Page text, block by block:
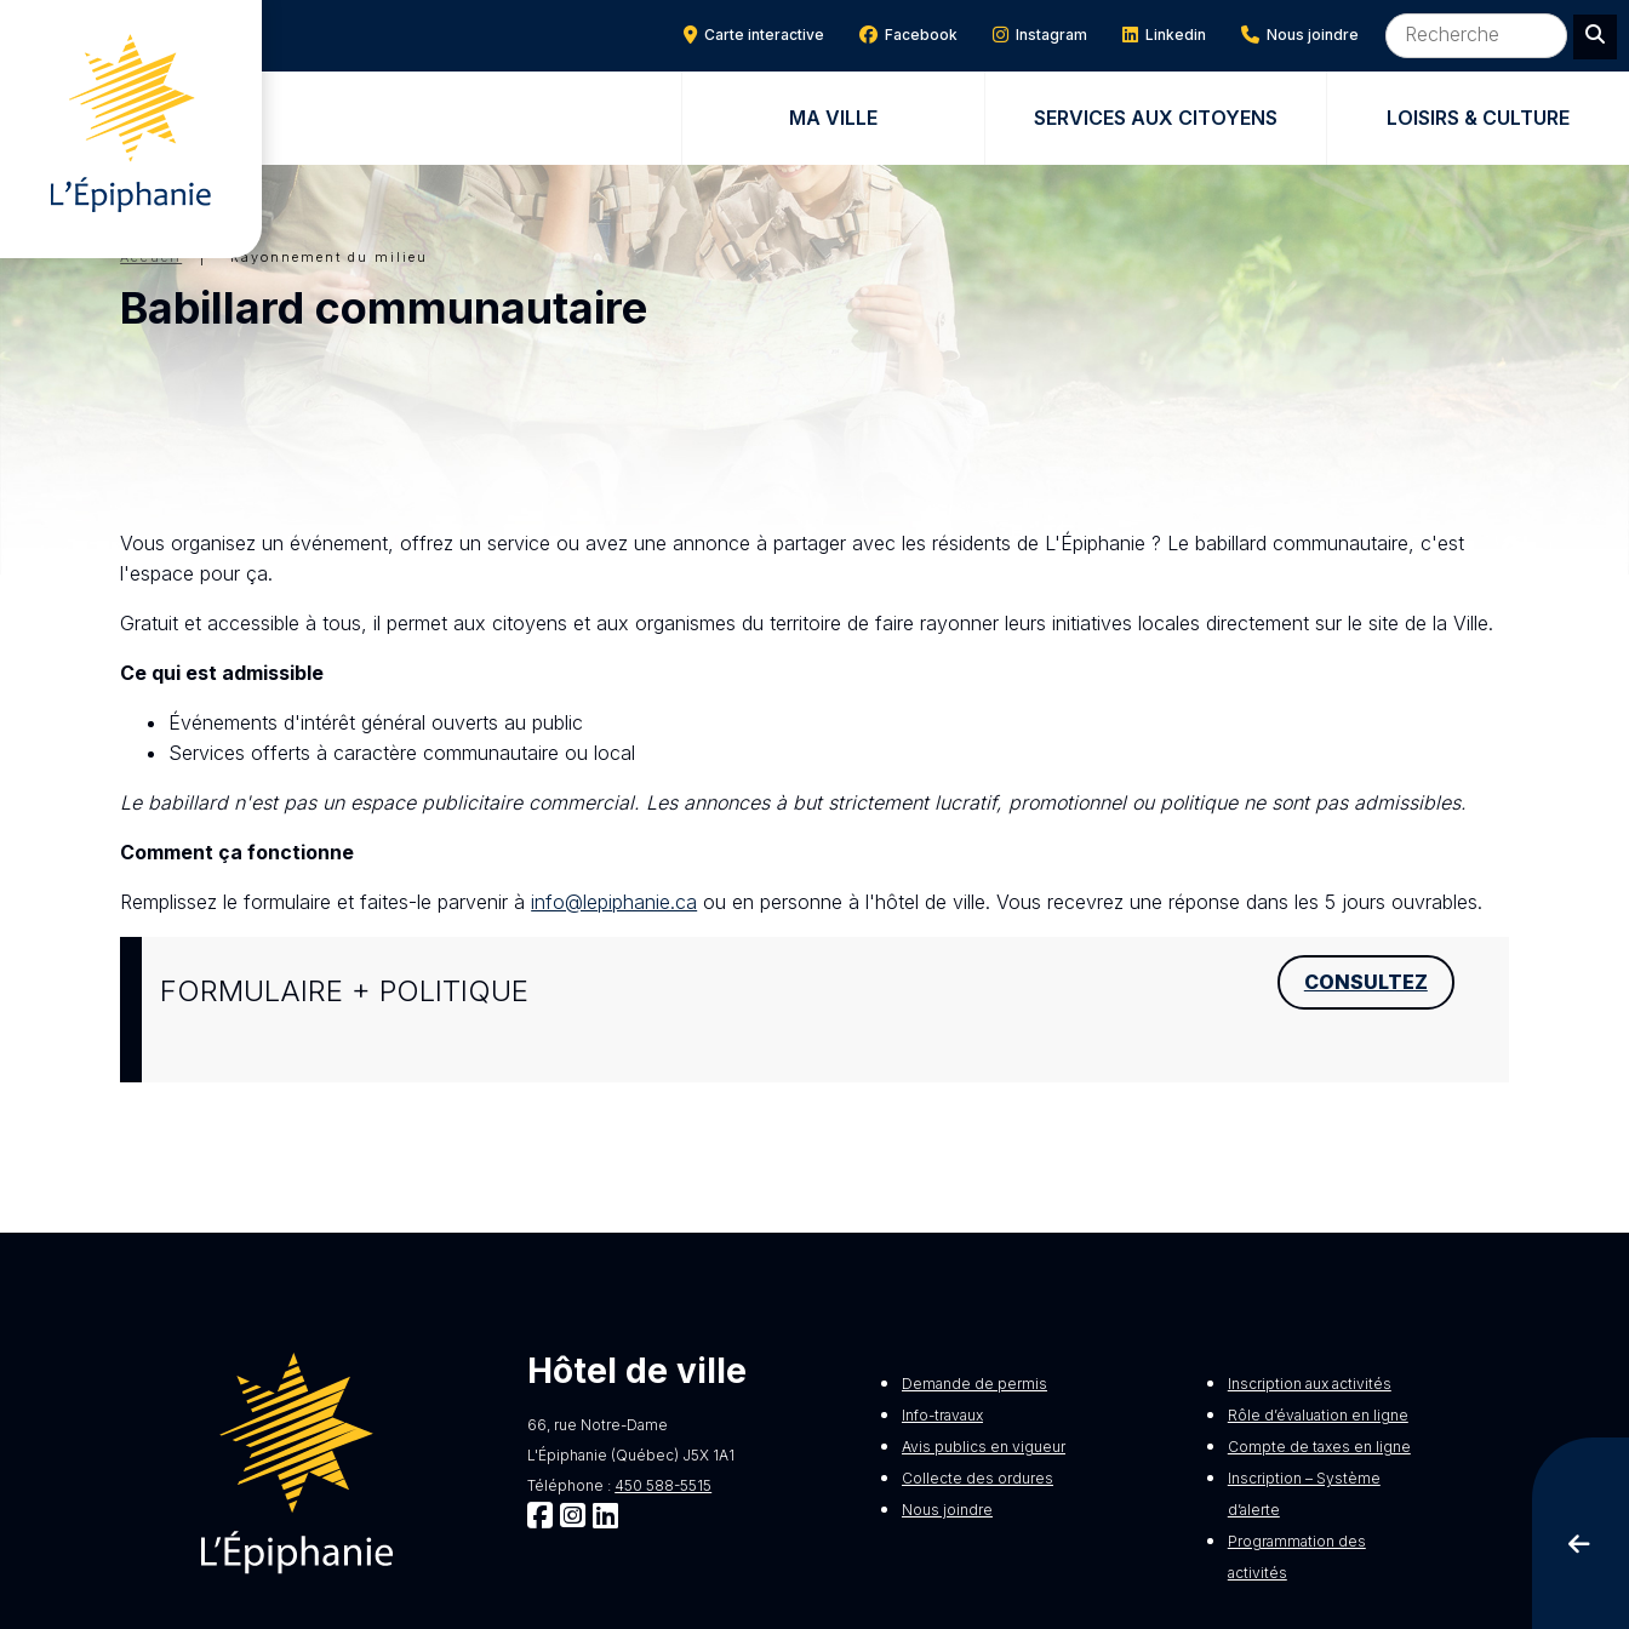
Carte interactive Facebook Instagram Linkedin Nous joindre
MA VILLE SERVICES AUX CITOYENS LOISIRS & CULTURE
Accueil| Rayonnement du milieu
Babillard communautaire
Vous organisez un événement, offrez un service ou avez une annonce à partager avec les résidents de L'Épiphanie ? Le babillard communautaire, c'est
l'espace pour ça.
Gratuit et accessible à tous, il permet aux citoyens et aux organismes du territoire de faire rayonner leurs initiatives locales directement sur le site de la Ville.
Ce qui est admissible
Événements d'intérêt général ouverts au public
Services offerts à caractère communautaire ou local
Le babillard n'est pas un espace publicitaire commercial. Les annonces à but strictement lucratif, promotionnel ou politique ne sont pas admissibles.
Comment ça fonctionne
Remplissez le formulaire et faites-le parvenir àinfo@lepiphanie.ca ou en personne à l'hôtel de ville. Vous recevrez une réponse dans les 5 jours ouvrables.
FORMULAIRE + POLITIQUE CONSULTEZ
Hôtel de ville
66, rue Notre-Dame
L'Épiphanie (Québec) J5X 1A1
Téléphone : 450 588-5515
Demande de permis
Info-travaux
Avis publics en vigueur
Collecte des ordures
Nous joindre
Inscription aux activités
Rôle d’évaluation en ligne
Compte de taxes en ligne
Inscription – Système
d’alerte
Programmation des
activités